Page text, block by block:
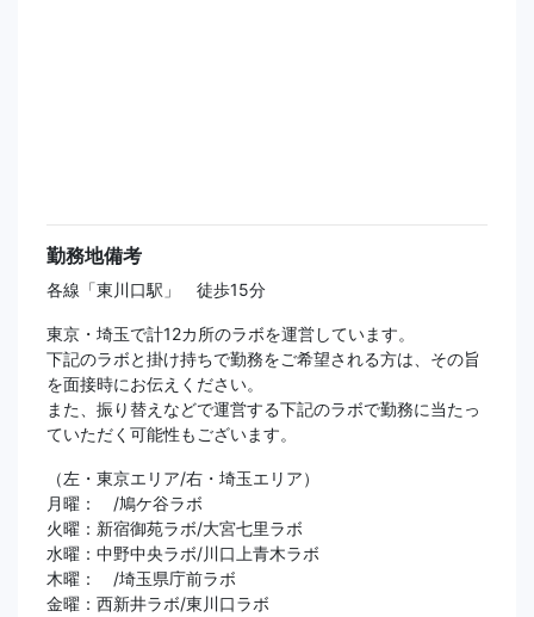
勤務地備考
各線「東川口駅」 徒歩15分
東京・埼玉で計12カ所のラボを運営しています。
下記のラボと掛け持ちで勤務をご希望される方は、その旨
を面接時にお伝えください。
また、振り替えなどで運営する下記のラボで勤務に当たっ
ていただく可能性もございます。
（左・東京エリア/右・埼玉エリア）
月曜： /鳩ケ谷ラボ
火曜：新宿御苑ラボ/大宮七里ラボ
水曜：中野中央ラボ/川口上青木ラボ
木曜： /埼玉県庁前ラボ
金曜：西新井ラボ/東川口ラボ